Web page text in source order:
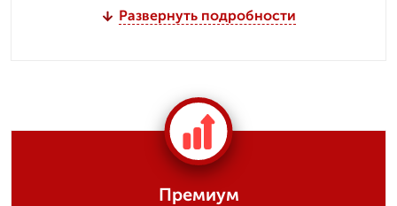
Развернуть подробности
Премиум